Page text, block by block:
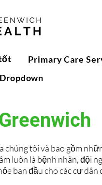
Primary Care
Dropdown
tôi và bao gồm
luôn là bệnh nhân, đội
ban đầu cho các cư dân